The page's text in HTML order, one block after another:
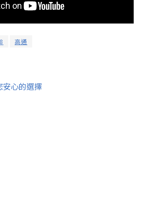
高通
安心的選擇